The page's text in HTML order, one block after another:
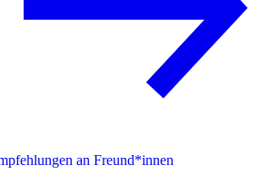
an Freund*innen